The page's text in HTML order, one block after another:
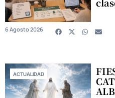
6 Agosto 2026
ACTUALIDAD